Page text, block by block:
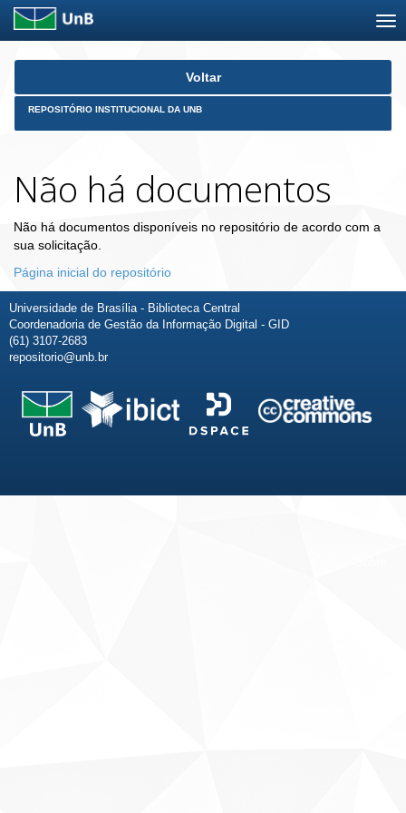
Skip
Voltar
REPOSITÓRIO INSTITUCIONAL DA UNB
Não há documentos
Não há documentos disponíveis no repositório de acordo com a
sua solicitação.
Página inicial do repositório
Universidade de Brasília - Biblioteca Central
Coordenadoria de Gestão da Informação Digital - GID
(61) 3107-2683
repositorio@unb.br